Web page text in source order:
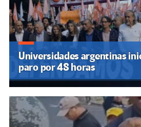
Universidades argentinas
paro por 48 horas